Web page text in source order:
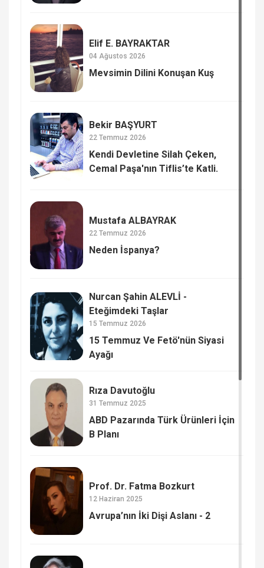
Elif E. BAYRAKTAR
04 Ağustos 2026
Mevsimin Dilini Konuşan Kuş
Bekir BAŞYURT
22 Temmuz 2026
Kendi Devletine Silah Çeken,
Cemal Paşa'nın Tiflis’te Katli.
Mustafa ALBAYRAK
22 Temmuz 2026
Neden İspanya?
Nurcan Şahin ALEVLİ -
Eteğimdeki Taşlar
15 Temmuz 2026
15 Temmuz Ve Fetö'nün Siyasi
Ayağı
Rıza Davutoğlu
31 Temmuz 2025
ABD Pazarında Türk Ürünleri İçin
B Planı
Prof. Dr. Fatma Bozkurt
12 Haziran 2025
Avrupa’nın İki Dişi Aslanı - 2